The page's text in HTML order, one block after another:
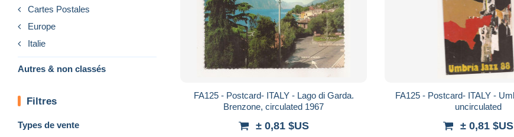
Cartes Postales
Europe
Italie
Autres & non classés
Filtres
Types de vente
FA125 - Postcard- ITALY - Lago di Garda.
Brenzone, circulated 1967
± 0,81 $US
FA125 - Postcard- ITALY - Umbra Jazz 88,
uncirculated
± 0,81 $US